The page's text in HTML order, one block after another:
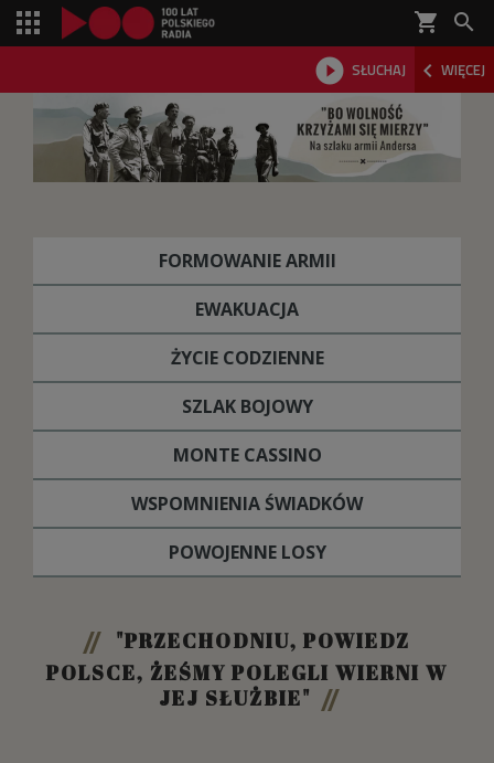
shopping_cart 
 SŁUCHAJ  WIĘCEJ

FORMOWANIE ARMII
EWAKUACJA
ŻYCIE CODZIENNE
SZLAK BOJOWY
MONTE CASSINO
WSPOMNIENIA ŚWIADKÓW
POWOJENNE LOSY
"PRZECHODNIU, POWIEDZ
POLSCE, ŻEŚMY POLEGLI WIERNI W
JEJ SŁUŻBIE"